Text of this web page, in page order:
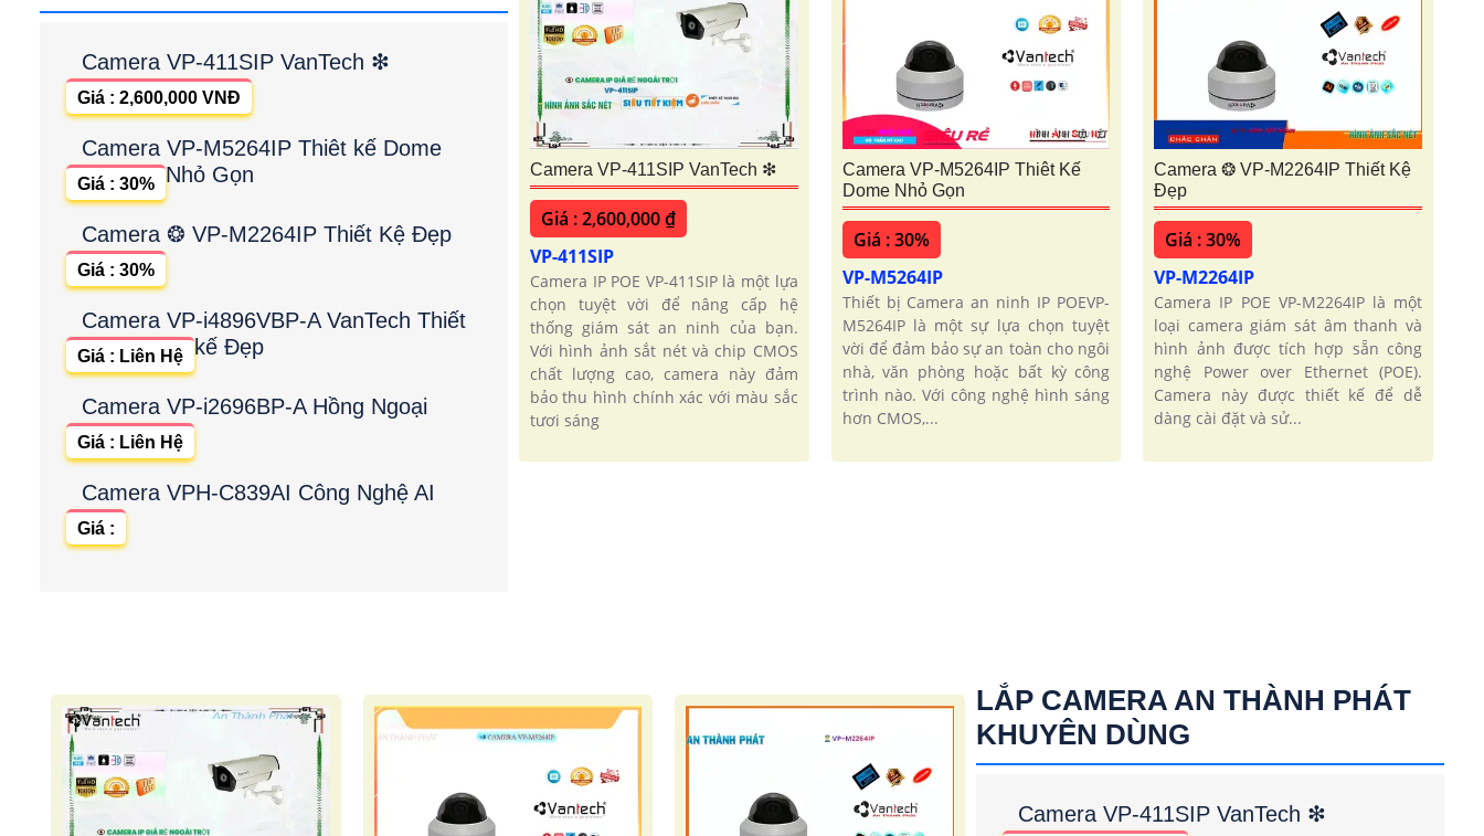
Camera VP-411SIP VanTech ❇
Giá : 2,600,000 VNĐ
Camera VP-M5264IP Thiêt kế Dome
Nhỏ Gọn
Giá : 30%
Camera ❂ VP-M2264IP Thiết Kệ Đẹp
Giá : 30%
Camera VP-i4896VBP-A VanTech Thiết
kế Đẹp
Giá : Liên Hệ
Camera VP-i2696BP-A Hồng Ngoại
Giá : Liên Hệ
Camera VPH-C839AI Công Nghệ AI
Giá :
Camera VP-411SIP VanTech ❇
Giá : 2,600,000 ₫
VP-411SIP
Camera IP POE VP-411SIP là một lựa
chọn tuyệt vời để nâng cấp hệ
thống giám sát an ninh của bạn.
Với hình ảnh sắt nét và chip CMOS
chất lượng cao, camera này đảm
bảo thu hình chính xác với màu sắc
tươi sáng
Camera VP-M5264IP Thiêt Kế
Dome Nhỏ Gọn
Giá : 30%
VP-M5264IP
Thiết bị Camera an ninh IP POEVP-
M5264IP là một sự lựa chọn tuyệt
vời để đảm bảo sự an toàn cho ngôi
nhà, văn phòng hoặc bất kỳ công
trình nào. Với công nghệ hình sáng
hơn CMOS,...
Camera ❂ VP-M2264IP Thiết Kệ
Đẹp
Giá : 30%
VP-M2264IP
Camera IP POE VP-M2264IP là một
loại camera giám sát âm thanh và
hình ảnh được tích hợp sẵn công
nghệ Power over Ethernet (POE).
Camera này được thiết kế để dễ
dàng cài đặt và sử...
LẮP CAMERA AN THÀNH PHÁT
KHUYÊN DÙNG
Camera VP-411SIP VanTech ❇